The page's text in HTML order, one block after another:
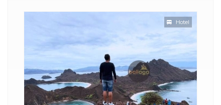
Hotel